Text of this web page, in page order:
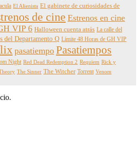
El Alienista El gabinete de curiosidades de
de cine Estrenos en cine
VIP 6 Halloween cuenta atrás La calle del
del Departamento Q Límite 48 Horas de GH VIP
pasatiempo Pasatiempos
Night Red Dead Redemption 2 Requiem Rick y
The Sinner The Witcher Torrent Venom